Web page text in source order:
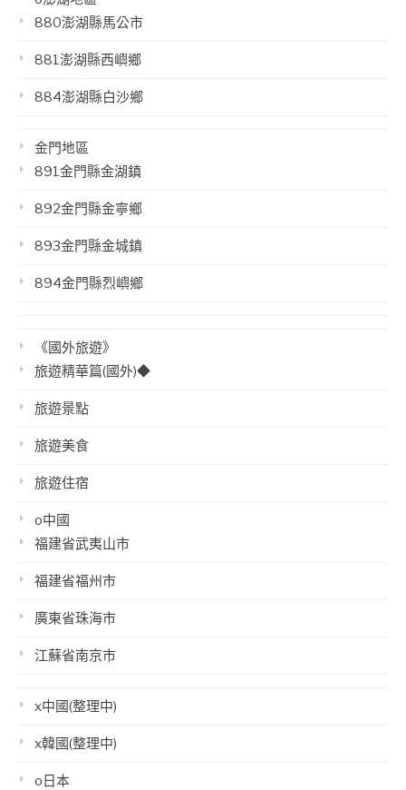
880澎湖縣馬公市
881澎湖縣西嶼鄉
884澎湖縣白沙鄉
金門地區
891金門縣金湖鎮
892金門縣金寧鄉
893金門縣金城鎮
894金門縣烈嶼鄉
《國外旅遊》
旅遊精華篇(國外)◆
旅遊景點
旅遊美食
旅遊住宿
o中國
福建省武夷山市
福建省福州市
廣東省珠海市
江蘇省南京市
x中國(整理中)
x韓國(整理中)
o日本